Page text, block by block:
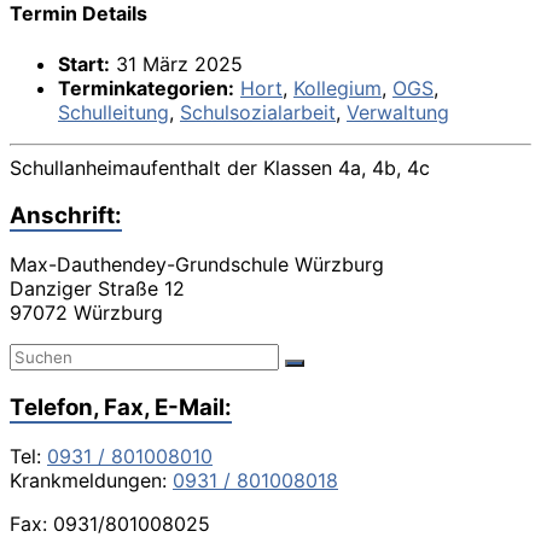
Termin Details
Start: 31 März 2025
Terminkategorien: Hort, Kollegium, OGS,
Schulleitung, Schulsozialarbeit, Verwaltung
Schullanheimaufenthalt der Klassen 4a, 4b, 4c
Anschrift:
Max-Dauthendey-Grundschule Würzburg
Danziger Straße 12
97072 Würzburg
Telefon, Fax, E-Mail:
Tel: 0931 / 801008010
Krankmeldungen: 0931 / 801008018
Fax: 0931/801008025